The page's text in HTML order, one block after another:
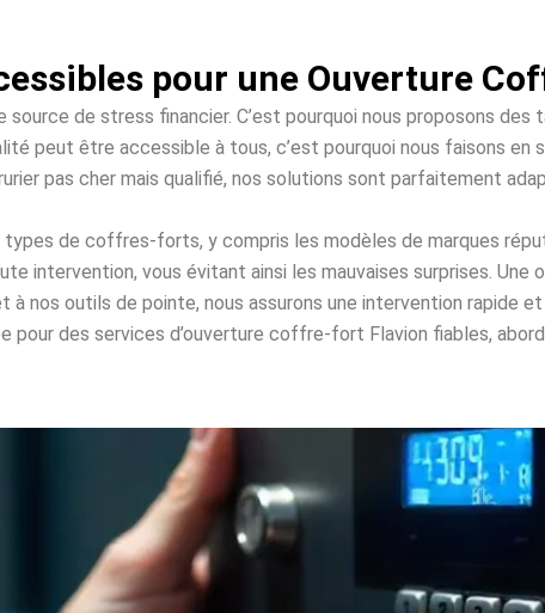
pour une Ouverture
de stress financier. C’est pourquoi nous proposons
peut être accessible à tous, c’est pourquoi nous faisons
pas cher mais qualifié, nos solutions sont parfaitement
de coffres-forts, y compris les modèles de marques
intervention, vous évitant ainsi les mauvaises surprises.
à nos outils de pointe, nous assurons une intervention rapide
pour des services d’ouverture coffre-fort Flavion fiables,